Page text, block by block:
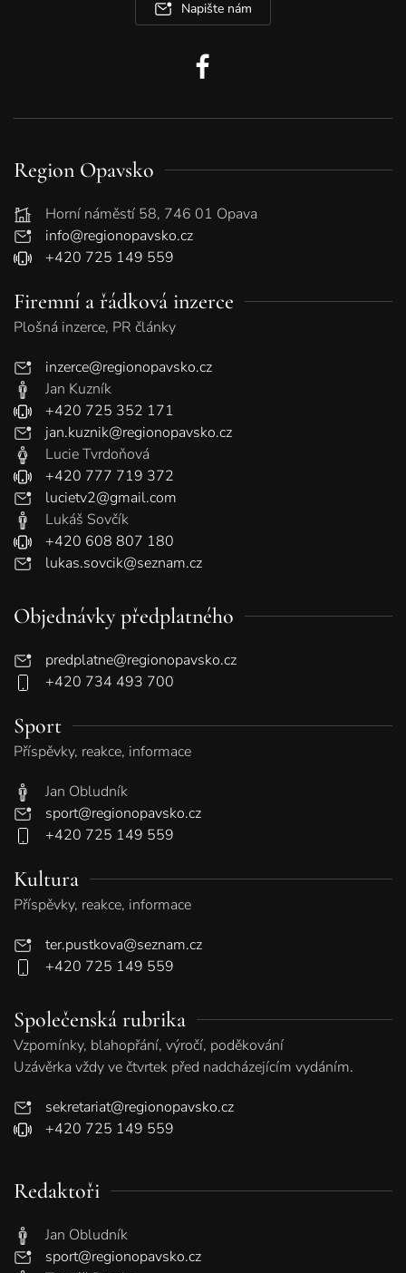
Napište nám
Region Opavsko
Horní náměstí 58, 746 01 Opava
info@regionopavsko.cz
+420 725 149 559
Firemní a řádková inzerce
Plošná inzerce, PR články
inzerce@regionopavsko.cz
Jan Kuzník
+420 725 352 171
jan.kuznik@regionopavsko.cz
Lucie Tvrdoňová
+420 777 719 372
lucietv2@gmail.com
Lukáš Sovčík
+420 608 807 180
lukas.sovcik@seznam.cz
Objednávky předplatného
predplatne@regionopavsko.cz
+420 734 493 700
Sport
Příspěvky, reakce, informace
Jan Obludník
sport@regionopavsko.cz
+420 725 149 559
Kultura
Příspěvky, reakce, informace
ter.pustkova@seznam.cz
+420 725 149 559
Společenská rubrika
Vzpomínky, blahopřání, výročí, poděkování
Uzávěrka vždy ve čtvrtek před nadcházejícím vydáním.
sekretariat@regionopavsko.cz
+420 725 149 559
Redaktoři
Jan Obludník
sport@regionopavsko.cz